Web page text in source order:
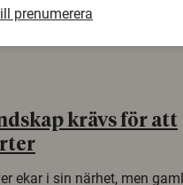
krävs för att
ekar i sin närhet, men
prenumerera